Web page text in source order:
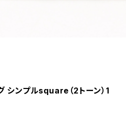
シンプルsquare（2トーン）1